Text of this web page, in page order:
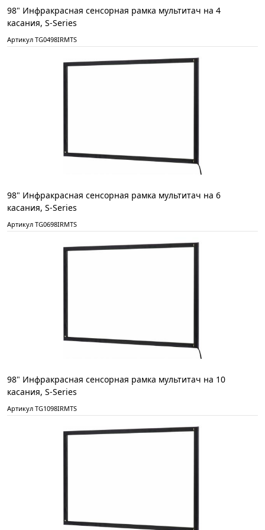
98" Инфракрасная сенсорная рамка мультитач на 4
касания, S-Series
Артикул TG0498IRMTS
98" Инфракрасная сенсорная рамка мультитач на 6
касания, S-Series
Артикул TG0698IRMTS
98" Инфракрасная сенсорная рамка мультитач на 10
касания, S-Series
Артикул TG1098IRMTS